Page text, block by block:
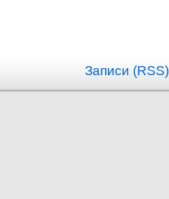
Записи (RSS)